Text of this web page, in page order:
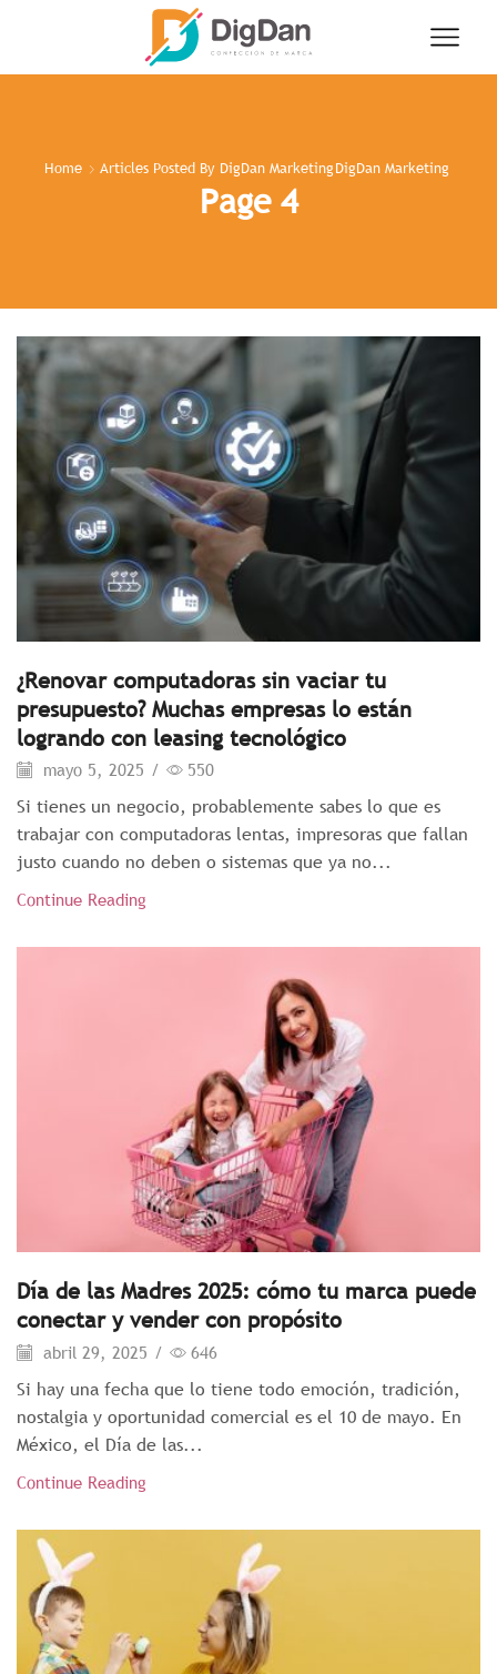
Home Articles Posted By DigDan MarketingDigDan Marketing
Page 4
¿Renovar computadoras sin vaciar tu
presupuesto? Muchas empresas lo están
logrando con leasing tecnológico
mayo 5, 2025 / 550
Si tienes un negocio, probablemente sabes lo que es
trabajar con computadoras lentas, impresoras que fallan
justo cuando no deben o sistemas que ya no...
Continue Reading
Día de las Madres 2025: cómo tu marca puede
conectar y vender con propósito
abril 29, 2025 / 646
Si hay una fecha que lo tiene todo emoción, tradición,
nostalgia y oportunidad comercial es el 10 de mayo. En
México, el Día de las...
Continue Reading